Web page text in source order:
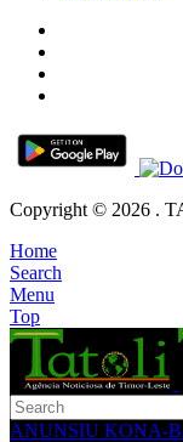
Copyright © 2026 .
Home
Search
Menu
Top
ANUNSIU KONA-